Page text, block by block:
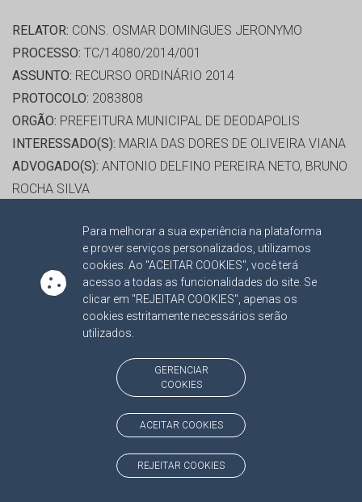
Para melhorar a sua experiência na plataforma
e prover serviços personalizados, utilizamos
cookies. Ao "ACEITAR COOKIES", você terá
acesso a todas as funcionalidades do site. Se
clicar em "REJEITAR COOKIES", apenas os
cookies estritamente necessários serão
utilizados.
GERENCIAR
COOKIES
ACEITAR COOKIES
REJEITAR COOKIES
RELATOR: CONS. OSMAR DOMINGUES JERONYMO
PROCESSO: TC/14080/2014/001
ASSUNTO: RECURSO ORDINÁRIO 2014
PROTOCOLO: 2083808
ORGÃO: PREFEITURA MUNICIPAL DE DEODAPOLIS
INTERESSADO(S): MARIA DAS DORES DE OLIVEIRA VIANA
ADVOGADO(S): ANTONIO DELFINO PEREIRA NETO, BRUNO
ROCHA SILVA
CONS. OSMAR DOMINGUES JERONYMO
TC/4322/2014/001
ASSUNTO:
RECURSO ORDINÁRIO 2014
PROTOCOLO:2044163
FUNDO MUNICIPAL DE SAÚDE DE IVINHEMA
CLAUDIA COSTA BUHLER
LIANA CHIANCA OLIVEIRA NORONHA,
MURILO GODOY, THIAGO A. CHIANCA P. OLIVEIRA
CONS. OSMAR DOMINGUES JERONYMO